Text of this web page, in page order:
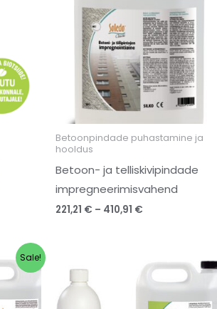
Betoonpindade puhastamine ja
hooldus
Betoon- ja telliskivipindade
impregneerimisvahend
221,21 € – 410,91 €
410,91 €
Sale!
range:
17,45 €
through
70,57 €